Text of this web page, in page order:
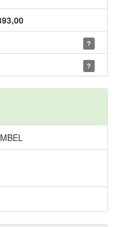
?
?